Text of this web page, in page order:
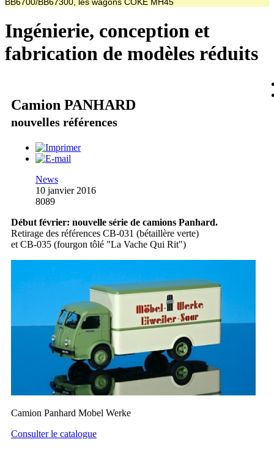
Ingénierie, conception et
fabrication de modèles réduits
Camion PANHARD
nouvelles références
News
10 janvier 2016
8089
Début février: nouvelle série de camions Panhard.
Retirage des références CB-031 (bétaillère verte)
et CB-035 (fourgon tôlé "La Vache Qui Rit")
Camion Panhard Mobel Werke
Consulter le catalogue